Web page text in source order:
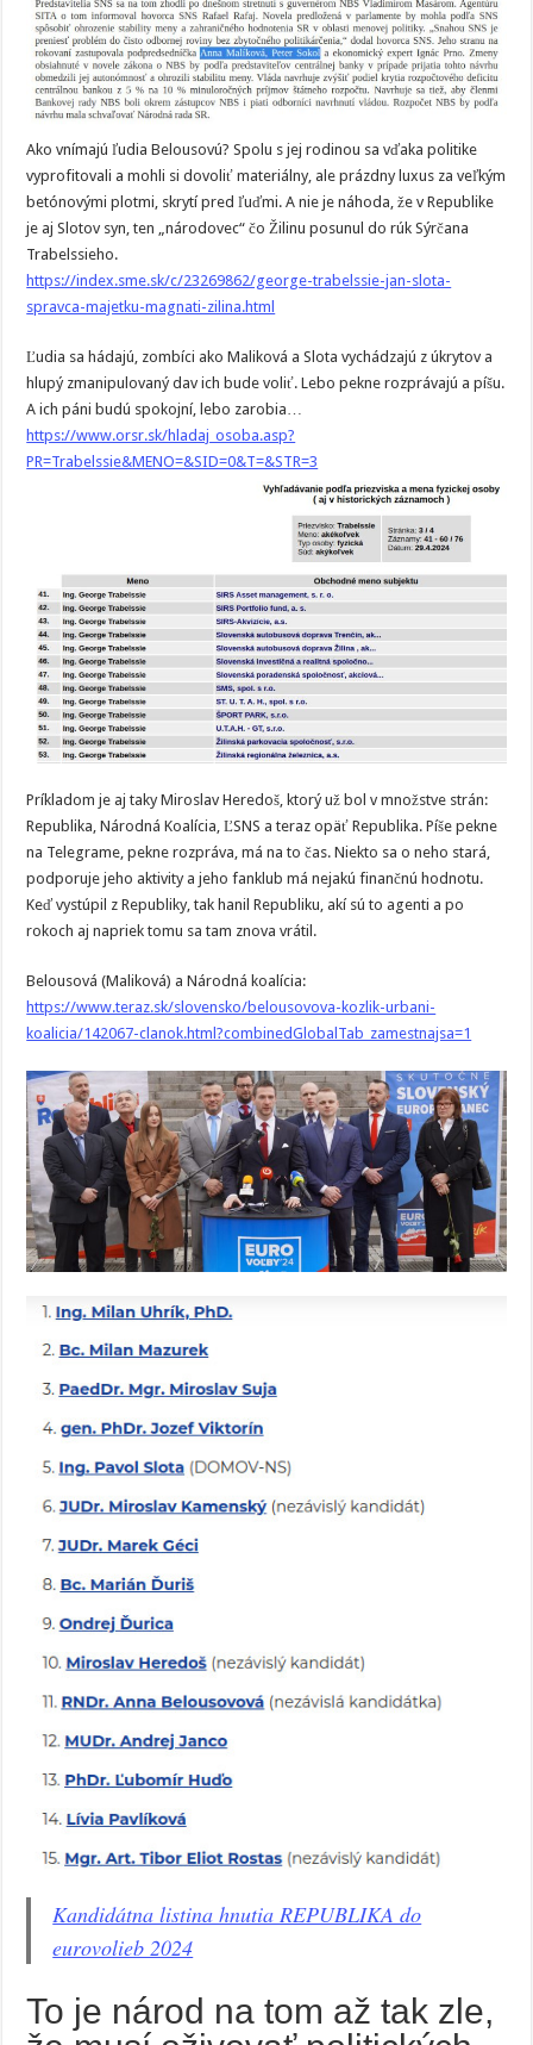
Ako vnímajú ľudia Belousovú? Spolu s jej rodinou sa vďaka politike
vyprofitovali a mohli si dovoliť materiálny, ale prázdny luxus za veľkým
betónovými plotmi, skrytí pred ľuďmi. A nie je náhoda, že v Republike
je aj Slotov syn, ten „národovec“ čo Žilinu posunul do rúk Sýrčana
Trabelssieho.
https://index.sme.sk/c/23269862/george-trabelssie-jan-slota-
spravca-majetku-magnati-zilina.html
Ľudia sa hádajú, zombíci ako Maliková a Slota vychádzajú z úkrytov a
hlupý zmanipulovaný dav ich bude voliť. Lebo pekne rozprávajú a píšu.
A ich páni budú spokojní, lebo zarobia…
https://www.orsr.sk/hladaj_osoba.asp?
PR=Trabelssie&MENO=&SID=0&T=&STR=3
Príkladom je aj taky Miroslav Heredoš, ktorý už bol v množstve strán:
Republika, Národná Koalícia, ĽSNS a teraz opäť Republika. Píše pekne
na Telegrame, pekne rozpráva, má na to čas. Niekto sa o neho stará,
podporuje jeho aktivity a jeho fanklub má nejakú finančnú hodnotu.
Keď vystúpil z Republiky, tak hanil Republiku, akí sú to agenti a po
rokoch aj napriek tomu sa tam znova vrátil.
Belousová (Maliková) a Národná koalícia:
https://www.teraz.sk/slovensko/belousovova-kozlik-urbani-
koalicia/142067-clanok.html?combinedGlobalTab_zamestnajsa=1
Kandidátna listina hnutia REPUBLIKA do
eurovolieb 2024
To je národ na tom až tak zle,